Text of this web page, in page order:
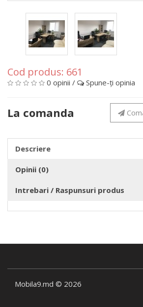
Cod produs: 661
0 opinii / Spune-ţi opinia
La comanda
Descriere
Opinii (0)
Intrebari / Raspunsuri produs
Mobila9.md © 2026